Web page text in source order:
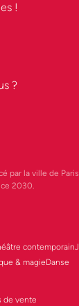
!
?
par la ville de
2030.
contemporain
& magieDanse
de vente